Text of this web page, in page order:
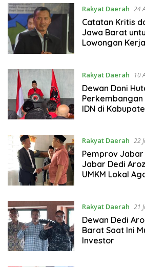
Rakyat Daerah 24
Catatan Kritis
Jawa Barat
Lowongan
Rakyat Daerah 10
Dewan Doni
Perkembangan
IDN di
Rakyat Daerah 22
Pemprov
Jabar Dedi
UMKM Lokal
Rakyat Daerah 21
Dewan Dedi
Barat Saat Ini
Investor